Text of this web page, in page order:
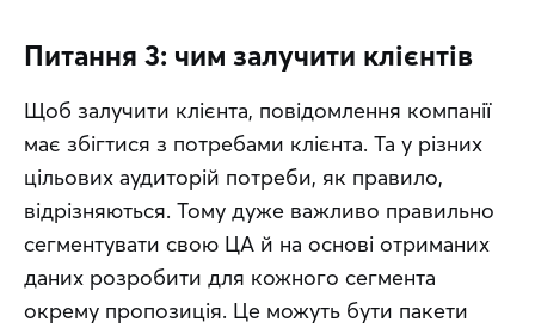
Питання 3: чим залучити клієнтів
Щоб залучити клієнта, повідомлення компанії
має збігтися з потребами клієнта. Та у різних
цільових аудиторій потреби, як правило,
відрізняються. Тому дуже важливо правильно
сегментувати свою ЦА й на основі отриманих
даних розробити для кожного сегмента
окрему пропозиція. Це можуть бути пакети